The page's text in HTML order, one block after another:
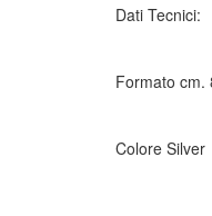
Dati Tecnici:
Formato cm.
Colore Silver